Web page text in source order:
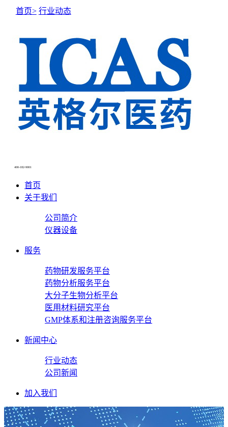
400-182-9001
首页
关于我们
公司简介
仪器设备
服务
药物研发服务平台
药物分析服务平台
大分子生物分析平台
医用材料研究平台
GMP体系和注册咨询服务平台
新闻中心
行业动态
公司新闻
加入我们
NEWS CENTER
首页> 行业动态